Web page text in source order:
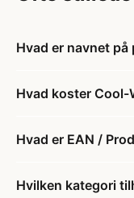
Hvad er navnet
Hvad koster Cool-
Hvad er EAN /
Hvilken kategori